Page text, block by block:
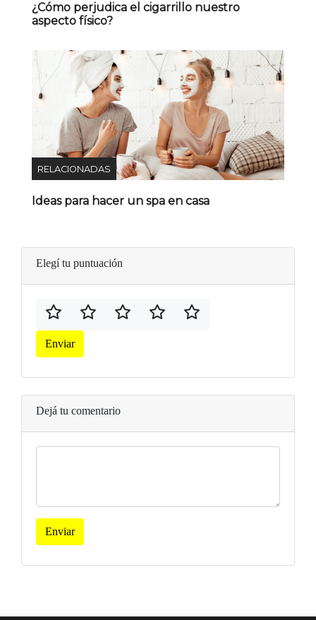
¿Cómo perjudica el cigarrillo nuestro
aspecto físico?
RELACIONADAS
Ideas para hacer un spa en casa
Elegí tu puntuación
Enviar
Dejá tu comentario
Enviar